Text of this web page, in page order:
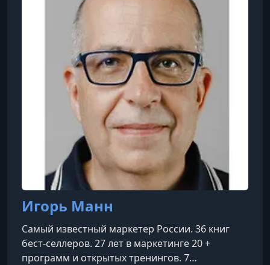
темам: от науки и истории до философии и
религии, путешествий и профессионального
роста. Всегда без рекл
Игорь Манн
Самый известный маркетер России. 36 книг
бест-селлеров. 27 лет в маркетинге 20 +
программ и открытых тренингов. 7